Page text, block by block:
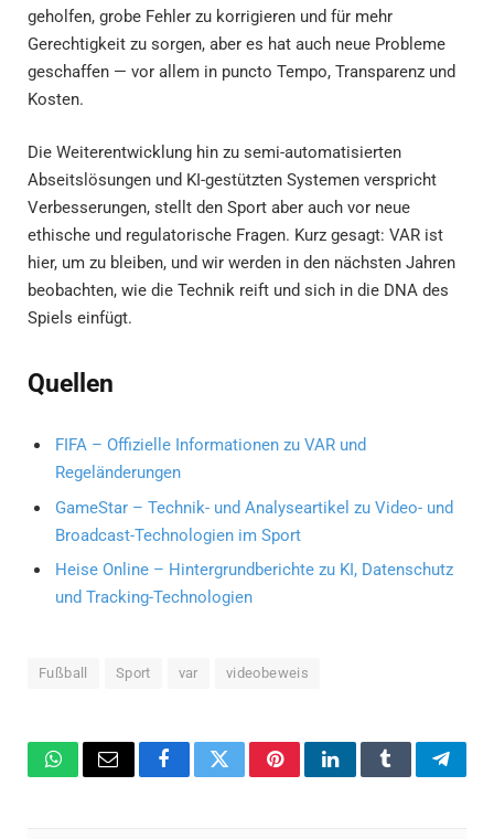
geholfen, grobe Fehler zu korrigieren und für mehr
Gerechtigkeit zu sorgen, aber es hat auch neue Probleme
geschaffen — vor allem in puncto Tempo, Transparenz und
Kosten.
Die Weiterentwicklung hin zu semi-automatisierten
Abseitslösungen und KI-gestützten Systemen verspricht
Verbesserungen, stellt den Sport aber auch vor neue
ethische und regulatorische Fragen. Kurz gesagt: VAR ist
hier, um zu bleiben, und wir werden in den nächsten Jahren
beobachten, wie die Technik reift und sich in die DNA des
Spiels einfügt.
Quellen
FIFA – Offizielle Informationen zu VAR und
Regeländerungen
GameStar – Technik- und Analyseartikel zu Video- und
Broadcast-Technologien im Sport
Heise Online – Hintergrundberichte zu KI, Datenschutz
und Tracking-Technologien
Fußball Sport var videobeweis
WhatsApp
Email FacebookTwitterPinterestLinkedInTumblr